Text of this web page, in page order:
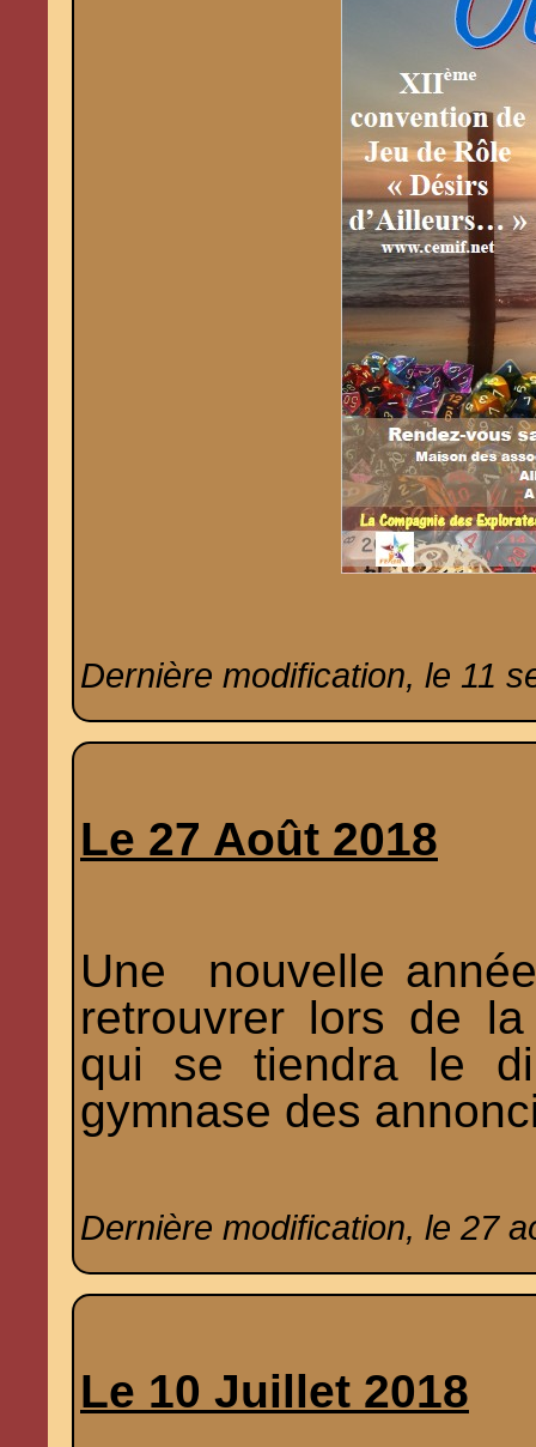
Dernière modification, le 11
Le 27 Août 2018
Une nouvelle
retrouvrer lors de
qui se tiendra le
gymnase des
Dernière modification, le 27
Le 10 Juillet 2018